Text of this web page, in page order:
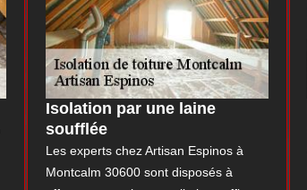
Isolation par une laine
soufflée
Les experts chez Artisan Espinos à
Montcalm 30600 sont disposés à